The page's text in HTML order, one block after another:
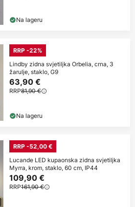
Na lageru
RRP -22%
Lindby zidna svjetiljka Orbelia, crna, 3
žarulje, staklo, G9
63,90 €
RRP81,90 €
Na lageru
RRP -52,00 €
Lucande LED kupaonska zidna svjetiljka
Myrra, krom, staklo, 60 cm, IP44
109,90 €
RRP161,90 €